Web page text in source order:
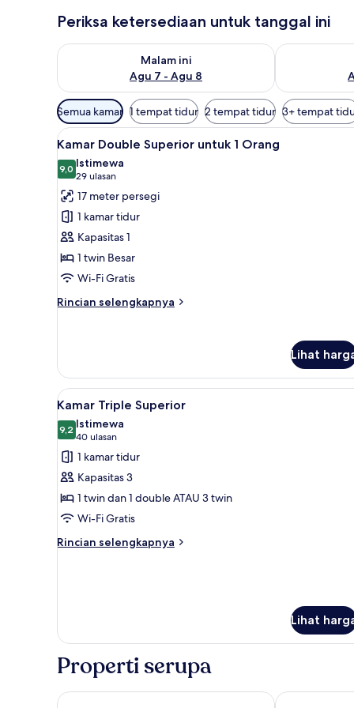
Periksa ketersediaan untuk tanggal ini
Malam ini
Agu 7 - Agu 8
Periksa ketersediaan untuk malam ini Agu 7 - Agu 8
Periksa
Filter
tersedia
untuk
kamar
Semua kamar 1 tempat tidur 2 tempat tidur 3+ tempat
Lihat
semua
foto
untuk
Kamar
Double
Superior
untuk
1
Orang
Kamar Double Superior
7
Kamar Double Superior untuk 1 Orang
9,09,0 dari 10
Istimewa
29 ulasan
(29
ulasan)
17 meter persegi
1 kamar tidur
Kapasitas 1
1 twin Besar
Wi-Fi Gratis
Rincian selengkapnya
Rincian
Double
Superior
untuk
Orang
Lihat
Lihat
semua
foto
untuk
Kamar
Triple
Superior
Kamar Triple Superior |
8
Kamar Triple Superior
9,29,2 dari 10
Istimewa
40 ulasan
(40
ulasan)
1 kamar tidur
Kapasitas 3
1 twin dan 1 double ATAU 3 twin
Wi-Fi Gratis
Rincian selengkapnya
Rincian
Lihat
Properti serupa
Hilton Garden Inn Rome Airport Best